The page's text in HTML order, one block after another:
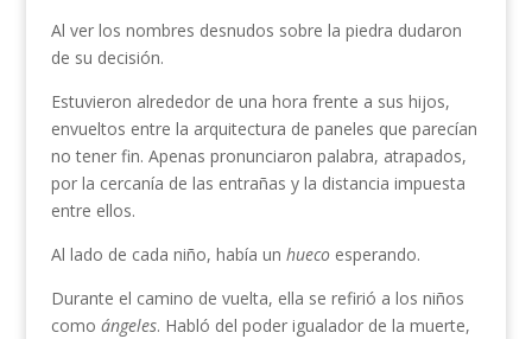
Al ver los nombres desnudos sobre la piedra dudaron
de su decisión.
Estuvieron alrededor de una hora frente a sus hijos,
envueltos entre la arquitectura de paneles que parecían
no tener fin. Apenas pronunciaron palabra, atrapados,
por la cercanía de las entrañas y la distancia impuesta
entre ellos.
Al lado de cada niño, había un huecoesperando.
Durante el camino de vuelta, ella se refirió a los niños
como ángeles. Habló del poder igualador de la muerte,